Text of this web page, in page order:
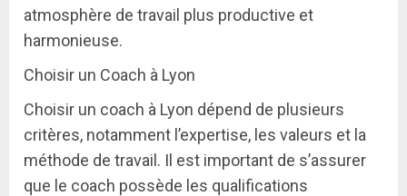
atmosphère de travail plus productive et
harmonieuse.
Choisir un Coach à Lyon
Choisir un coach à Lyon dépend de plusieurs
critères, notamment l’expertise, les valeurs et la
méthode de travail. Il est important de s’assurer
que le coach possède les qualifications